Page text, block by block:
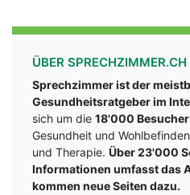
ÜBER SPRECHZIMMER.CH
Sprechzimmer ist der
Gesundheitsratgeber im
sich um die 18'000 Besucher
Gesundheit und
und Therapie. Über 23'000
Informationen umfasst das
kommen neue Seiten dazu.